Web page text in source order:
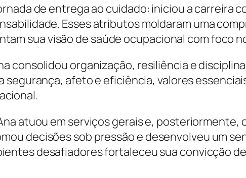
de entrega ao cuidado: iniciou a carreira
Esses atributos moldaram uma
sua visão de saúde ocupacional com foco
consolidou organização, resiliência e
afeto e eficiência, valores
atuou em serviços gerais e, posteriormente,
decisões sob pressão e desenvolveu um
desafiadores fortaleceu sua convicção